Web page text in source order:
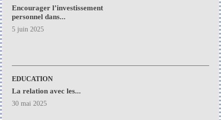
Encourager l’investissement
personnel dans...
5 juin 2025
EDUCATION
La relation avec les...
30 mai 2025